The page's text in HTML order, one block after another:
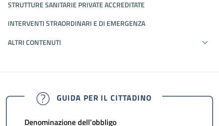
STRUTTURE SANITARIE PRIVATE ACCREDITATE
INTERVENTI STRAORDINARI E DI EMERGENZA
ALTRI CONTENUTI
GUIDA PER IL CITTADINO
Denominazione dell’obbligo